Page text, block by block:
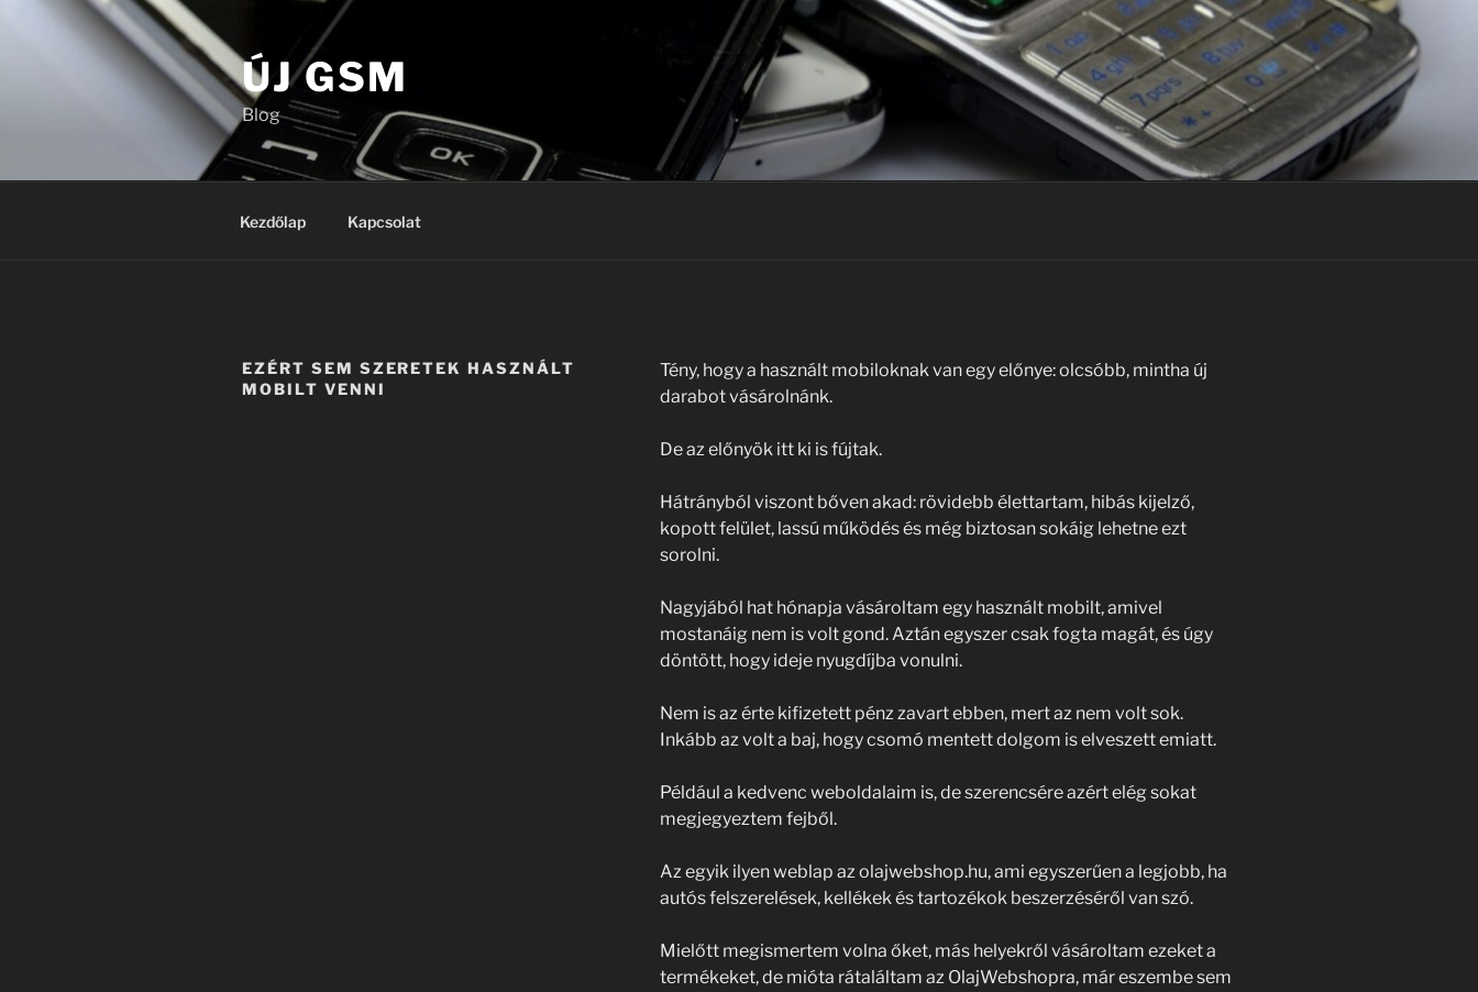
Tartalomhoz
ÚJ GSM
Blog
Kezdőlap Kapcsolat
EZÉRT SEM SZERETEK HASZNÁLT
MOBILT VENNI
Tény, hogy a használt mobiloknak van egy előnye: olcsóbb, mintha új
darabot vásárolnánk.
De az előnyök itt ki is fújtak.
Hátrányból viszont bőven akad: rövidebb élettartam, hibás kijelző,
kopott felület, lassú működés és még biztosan sokáig lehetne ezt
sorolni.
Nagyjából hat hónapja vásároltam egy használt mobilt, amivel
mostanáig nem is volt gond. Aztán egyszer csak fogta magát, és úgy
döntött, hogy ideje nyugdíjba vonulni.
Nem is az érte kifizetett pénz zavart ebben, mert az nem volt sok.
Inkább az volt a baj, hogy csomó mentett dolgom is elveszett emiatt.
Például a kedvenc weboldalaim is, de szerencsére azért elég sokat
megjegyeztem fejből.
Az egyik ilyen weblap az olajwebshop.hu, ami egyszerűen a legjobb, ha
autós felszerelések, kellékek és tartozékok beszerzéséről van szó.
Mielőtt megismertem volna őket, más helyekről vásároltam ezeket a
termékeket, de mióta rátaláltam az OlajWebshopra, már eszembe sem